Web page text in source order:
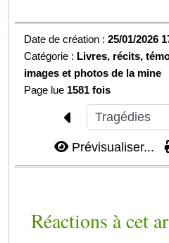
Date de création :25/01/2026
Catégorie : Livres, récits,
images et photos de la mine
Page lue 1581 fois
Prévisualiser...
Réactions à cet